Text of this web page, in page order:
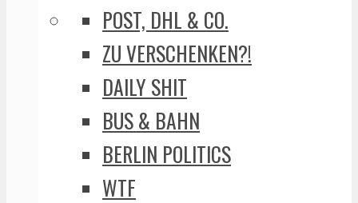
POST, DHL & CO.
ZU VERSCHENKEN?!
DAILY SHIT
BUS & BAHN
BERLIN POLITICS
WTF